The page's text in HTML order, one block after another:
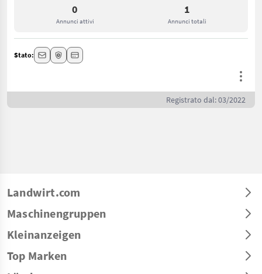
0
Annunci attivi
1
Annunci totali
Stato:
Registrato dal: 03/2022
Landwirt.com
Maschinengruppen
Kleinanzeigen
Top Marken